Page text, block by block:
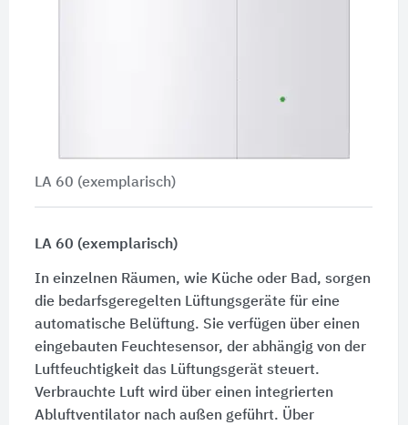
LA 60 (exemplarisch)
LA 60 (exemplarisch)
In einzelnen Räumen, wie Küche oder Bad, sorgen
die bedarfsgeregelten Lüftungsgeräte für eine
automatische Belüftung. Sie verfügen über einen
eingebauten Feuchtesensor, der abhängig von der
Luftfeuchtigkeit das Lüftungsgerät steuert.
Verbrauchte Luft wird über einen integrierten
Abluftventilator nach außen geführt. Über